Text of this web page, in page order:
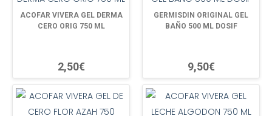
ACOFAR VIVERA GEL DERMA
CERO ORIG 750 ML
2,50€
GERMISDIN ORIGINAL GEL
BAÑO 500 ML DOSIF
9,50€